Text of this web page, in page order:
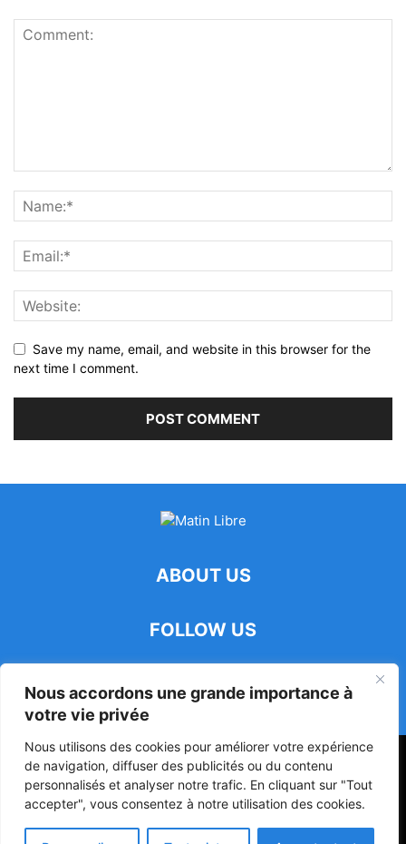
Nous accordons une grande importance à
votre vie privée
Nous utilisons des cookies pour améliorer votre expérience
de navigation, diffuser des publicités ou du contenu
personnalisés et analyser notre trafic. En cliquant sur "Tout
accepter", vous consentez à notre utilisation des cookies.
Save my name, email, and website in this browser for the
next time I comment.
ABOUT US
FOLLOW US
47ᵉ Assemblée Mondiale sur la Protection de la Vie Privée: Me
Luciano Hounkponou représente le Bénin à Séoul